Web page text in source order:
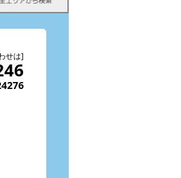
せは]